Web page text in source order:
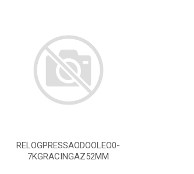
RELOGPRESSAODOOLEO0-
7KGRACINGAZ52MM